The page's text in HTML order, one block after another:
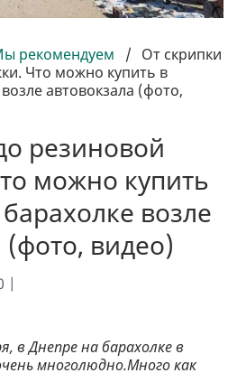
рекомендуем / От скрипки
Что можно купить в
автовокзала (фото,
резиновой
можно купить
возле
(фото, видео)
|
в Днепре на барахолке в
многолюдно.Много как